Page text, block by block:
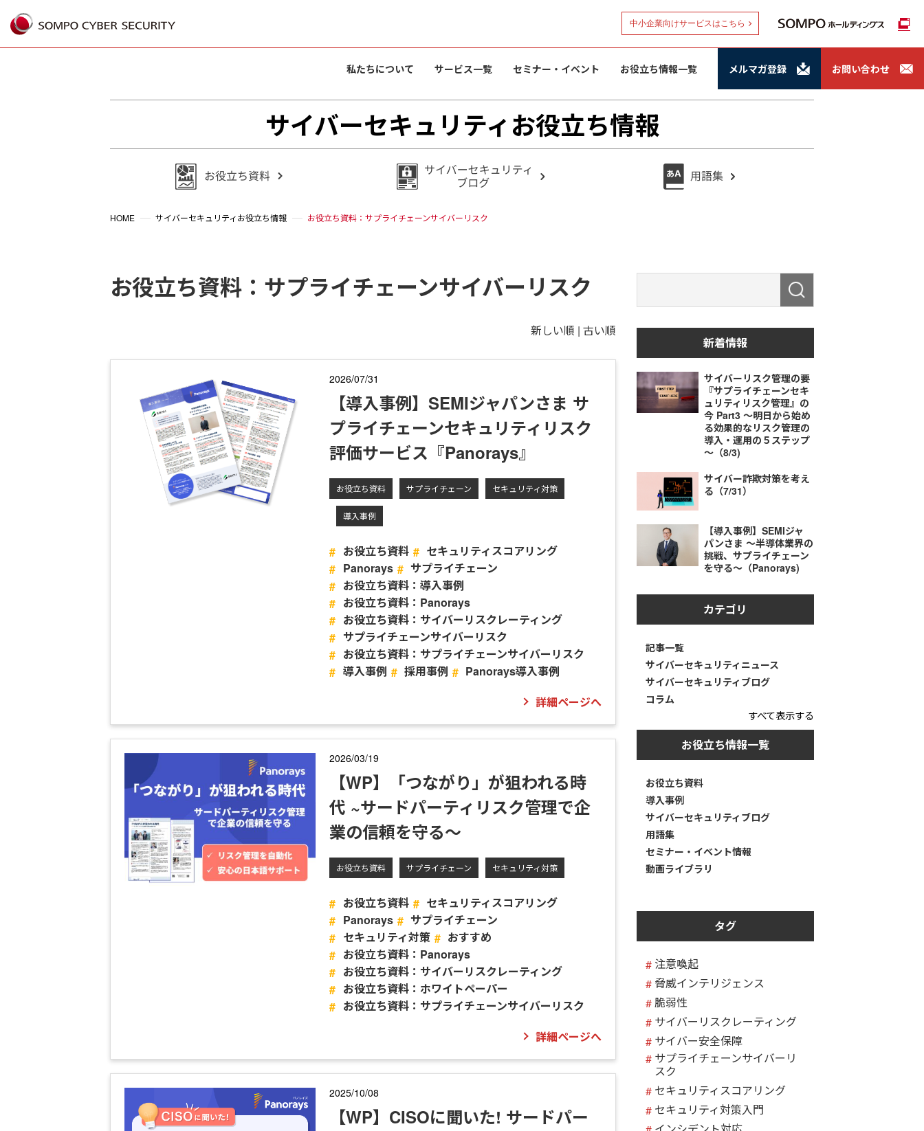
中小企業向けサービスはこちら
私たちについて サービス一覧 セミナー・イベント お役立ち情報一覧 メルマガ登録 お問い合わせ
サイバーセキュリティお役立ち情報
HOME サイバーセキュリティお役立ち情報 お役立ち資料：サプライチェーンサイバーリスク
お役立ち資料：サプライチェーンサイバーリスク
新しい順 | 古い順
2026/07/31
【導入事例】SEMIジャパンさま サ
プライチェーンセキュリティリスク
評価サービス『Panorays』
お役立ち資料 サプライチェーン セキュリティ対策
導入事例
お役立ち資料
セキュリティスコアリング
Panorays
サプライチェーン
お役立ち資料：導入事例
お役立ち資料：Panorays
お役立ち資料：サイバーリスクレーティング
サプライチェーンサイバーリスク
お役立ち資料：サプライチェーンサイバーリスク
導入事例
採用事例
Panorays導入事例
詳細ページへ
2026/03/19
【WP】「つながり」が狙われる時
代 ~サードパーティリスク管理で企
業の信頼を守る～
お役立ち資料 サプライチェーン セキュリティ対策
お役立ち資料
セキュリティスコアリング
Panorays
サプライチェーン
セキュリティ対策
おすすめ
お役立ち資料：Panorays
お役立ち資料：サイバーリスクレーティング
お役立ち資料：ホワイトペーパー
お役立ち資料：サプライチェーンサイバーリスク
詳細ページへ
2025/10/08
【WP】CISOに聞いた! サードパー
新着情報
サイバーリスク管理の要
『サプライチェーンセキ
ュリティリスク管理』の
今 Part3 ～明日から始め
る効果的なリスク管理の
導入・運用の５ステップ
～（8/3)
サイバー詐欺対策を考え
る（7/31）
【導入事例】SEMIジャ
パンさま ～半導体業界の
挑戦、サプライチェーン
を守る～（Panorays)
カテゴリ
記事一覧
サイバーセキュリティニュース
サイバーセキュリティブログ
コラム
すべて表示する
お役立ち情報一覧
お役立ち資料
導入事例
サイバーセキュリティブログ
用語集
セミナー・イベント情報
動画ライブラリ
タグ
注意喚起
脅威インテリジェンス
脆弱性
サイバーリスクレーティング
サイバー安全保障
サプライチェーンサイバーリ
スク
セキュリティスコアリング
セキュリティ対策入門